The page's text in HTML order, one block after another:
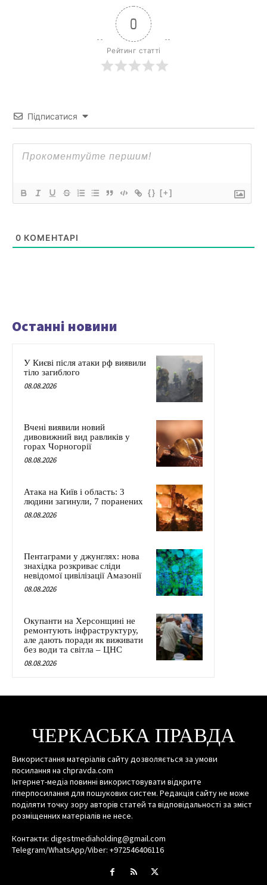
0
Рейтинг статті
Підписатися
{} [+]
0 КОМЕНТАРІ
Останні новини
У Києві після атаки рф виявили
тіло загиблого
08.08.2026
Вчені виявили новий
дивовижний вид равликів у
горах Чорногорії
08.08.2026
Атака на Київ і область: 3
людини загинули, 7 поранених
08.08.2026
Пентаграми у джунглях: нова
знахідка розкриває сліди
невідомої цивілізації Амазонії
08.08.2026
Окупанти на Херсонщині не
ремонтують інфраструктуру,
але дають поради як виживати
без води та світла – ЦНС
08.08.2026
ЧЕРКАСЬКА ПРАВДА
Використання матеріалів сайту дозволяється за умови
посилання на chpravda.com
Інтернет-медіа повинні використовувати відкрите
гіперпосилання для пошукових систем. Редакція сайту не може
поділяти точку зору авторів статей та відповідальності за зміст
розміщенних матеріалів не несе.
Контакти: digestmediaholding@gmail.com
Telegram/WhatsApp/Viber: +972546406116